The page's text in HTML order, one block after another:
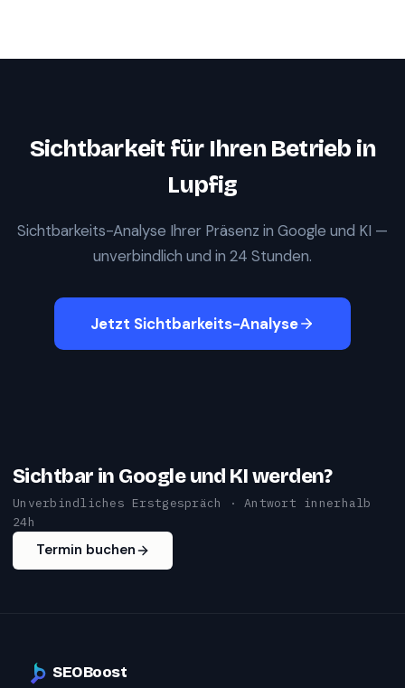
Sichtbarkeit für Ihren Betrieb in
Lupfig
Sichtbarkeits-Analyse Ihrer Präsenz in Google und KI —
unverbindlich und in 24 Stunden.
Jetzt Sichtbarkeits-Analyse
Sichtbar in Google und KI werden?
Unverbindliches Erstgespräch · Antwort innerhalb
24h
Termin buchen
SEOBoost